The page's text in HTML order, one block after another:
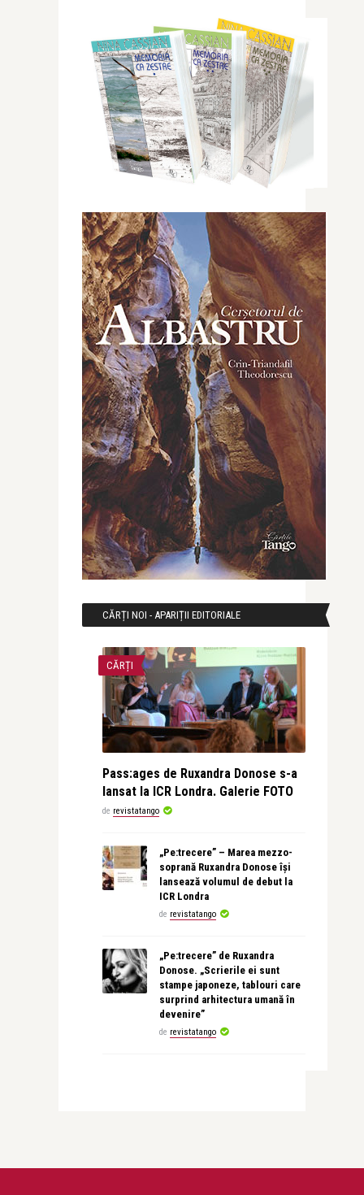
CĂRȚI NOI - APARIȚII EDITORIALE
CĂRȚI
Pass:ages de Ruxandra Donose s-a
lansat la ICR Londra. Galerie FOTO
de revistatango
„Pe:trecere” – Marea mezzo-
soprană Ruxandra Donose își
lansează volumul de debut la
ICR Londra
de revistatango
„Pe:trecere” de Ruxandra
Donose. „Scrierile ei sunt
stampe japoneze, tablouri care
surprind arhitectura umană în
devenire”
de revistatango